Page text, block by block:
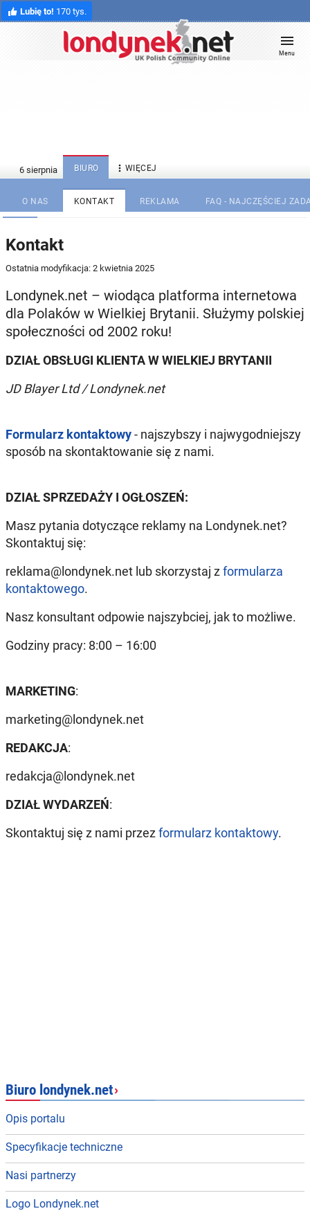
Lubię to! 170 tys.
Menu
BIURO  WIĘCEJ
O NAS KONTAKT REKLAMA FAQ - NAJCZĘŚCIEJ
Kontakt
Ostatnia modyfikacja: 2 kwietnia 2025
Londynek.net – wiodąca platforma internetowa
dla Polaków w Wielkiej Brytanii. Służymy polskiej
społeczności od 2002 roku!
DZIAŁ OBSŁUGI KLIENTA W WIELKIEJ BRYTANII
JD Blayer Ltd / Londynek.net
Formularz kontaktowy- najszybszy i najwygodniejszy
sposób na skontaktowanie się z nami.
DZIAŁ SPRZEDAŻY I OGŁOSZEŃ:
Masz pytania dotyczące reklamy na Londynek.net?
Skontaktuj się:
reklama@londynek.net lub skorzystaj zformularza
kontaktowego.
Nasz konsultant odpowie najszybciej, jak to możliwe.
Godziny pracy: 8:00 – 16:00
MARKETING:
marketing@londynek.net
REDAKCJA:
redakcja@londynek.net
DZIAŁ WYDARZEŃ:
Skontaktuj się z nami przezformularz kontaktowy.
Biuro londynek.net›
Opis portalu
Specyfikacje techniczne
Nasi partnerzy
Logo Londynek.net